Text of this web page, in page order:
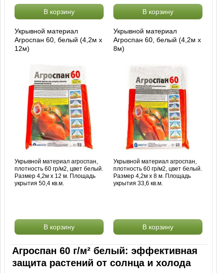
В корзину В корзину
Укрывной материал
Агроспан 60, белый (4,2м х
12м)
Укрывной материал агроспан,
плотность 60 гр/м2, цвет белый.
Размер 4,2м х 12 м. Площадь
укрытия 50,4 кв.м.
В корзину
Укрывной материал
Агроспан 60, белый (4,2м х
8м)
Укрывной материал агроспан,
плотность 60 гр/м2, цвет белый.
Размер 4,2м х 8 м. Площадь
укрытия 33,6 кв.м.
В корзину
Агроспан 60 г/м² белый: эффективная
защита растений от солнца и холода